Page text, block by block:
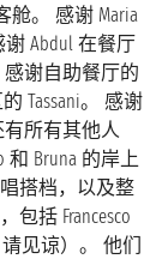
舱。 感谢 Maria
Abdul 在餐厅
谢自助餐厅的
Tassani。 感谢
有所有其他人
和 Bruna 的岸上
搭档，以及整
括 Francesco
见谅）。 他们